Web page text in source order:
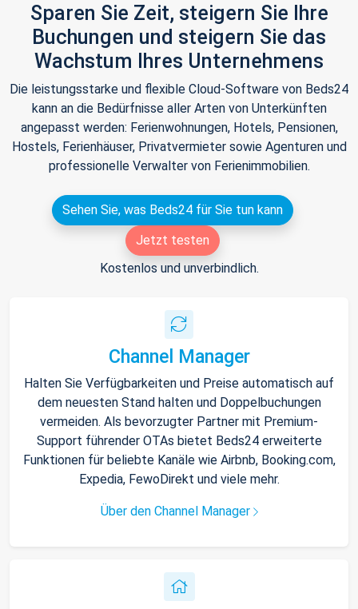
Sparen Sie Zeit, steigern Sie Ihre
Buchungen und steigern Sie das
Wachstum Ihres Unternehmens
Die leistungsstarke und flexible Cloud-Software von Beds24
kann an die Bedürfnisse aller Arten von Unterkünften
angepasst werden: Ferienwohnungen, Hotels, Pensionen,
Hostels, Ferienhäuser, Privatvermieter sowie Agenturen und
professionelle Verwalter von Ferienimmobilien.
Sehen Sie, was Beds24 für Sie tun kann
Jetzt testen
Kostenlos und unverbindlich.
Channel Manager
Halten Sie Verfügbarkeiten und Preise automatisch auf
dem neuesten Stand halten und Doppelbuchungen
vermeiden. Als bevorzugter Partner mit Premium-
Support führender OTAs bietet Beds24 erweiterte
Funktionen für beliebte Kanäle wie Airbnb, Booking.com,
Expedia, FewoDirekt und viele mehr.
Über den Channel Manager